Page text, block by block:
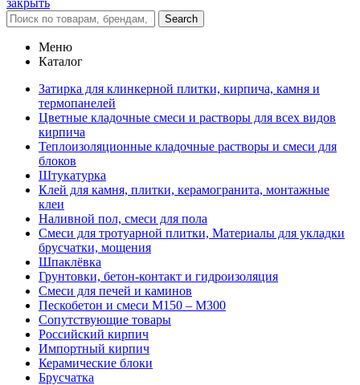
Search
Меню
Каталог
Затирка для клинкерной плитки, кирпича, камня и
термопанелей
Цветные кладочные смеси и растворы для всех видов
кирпича
Теплоизоляционные кладочные растворы и смеси для
блоков
Штукатурка
Клей для камня, плитки, керамогранита, монтажные
клеи
Наливной пол, смеси для пола
Смеси для тротуарной плитки, Материалы для укладки
брусчатки, мощения
Шпаклёвка
Грунтовки, бетон-контакт и гидроизоляция
Смеси для печей и каминов
Пескобетон и смеси М150 – М300
Сопутствующие товары
Российский кирпич
Импортный кирпич
Керамические блоки
Брусчатка